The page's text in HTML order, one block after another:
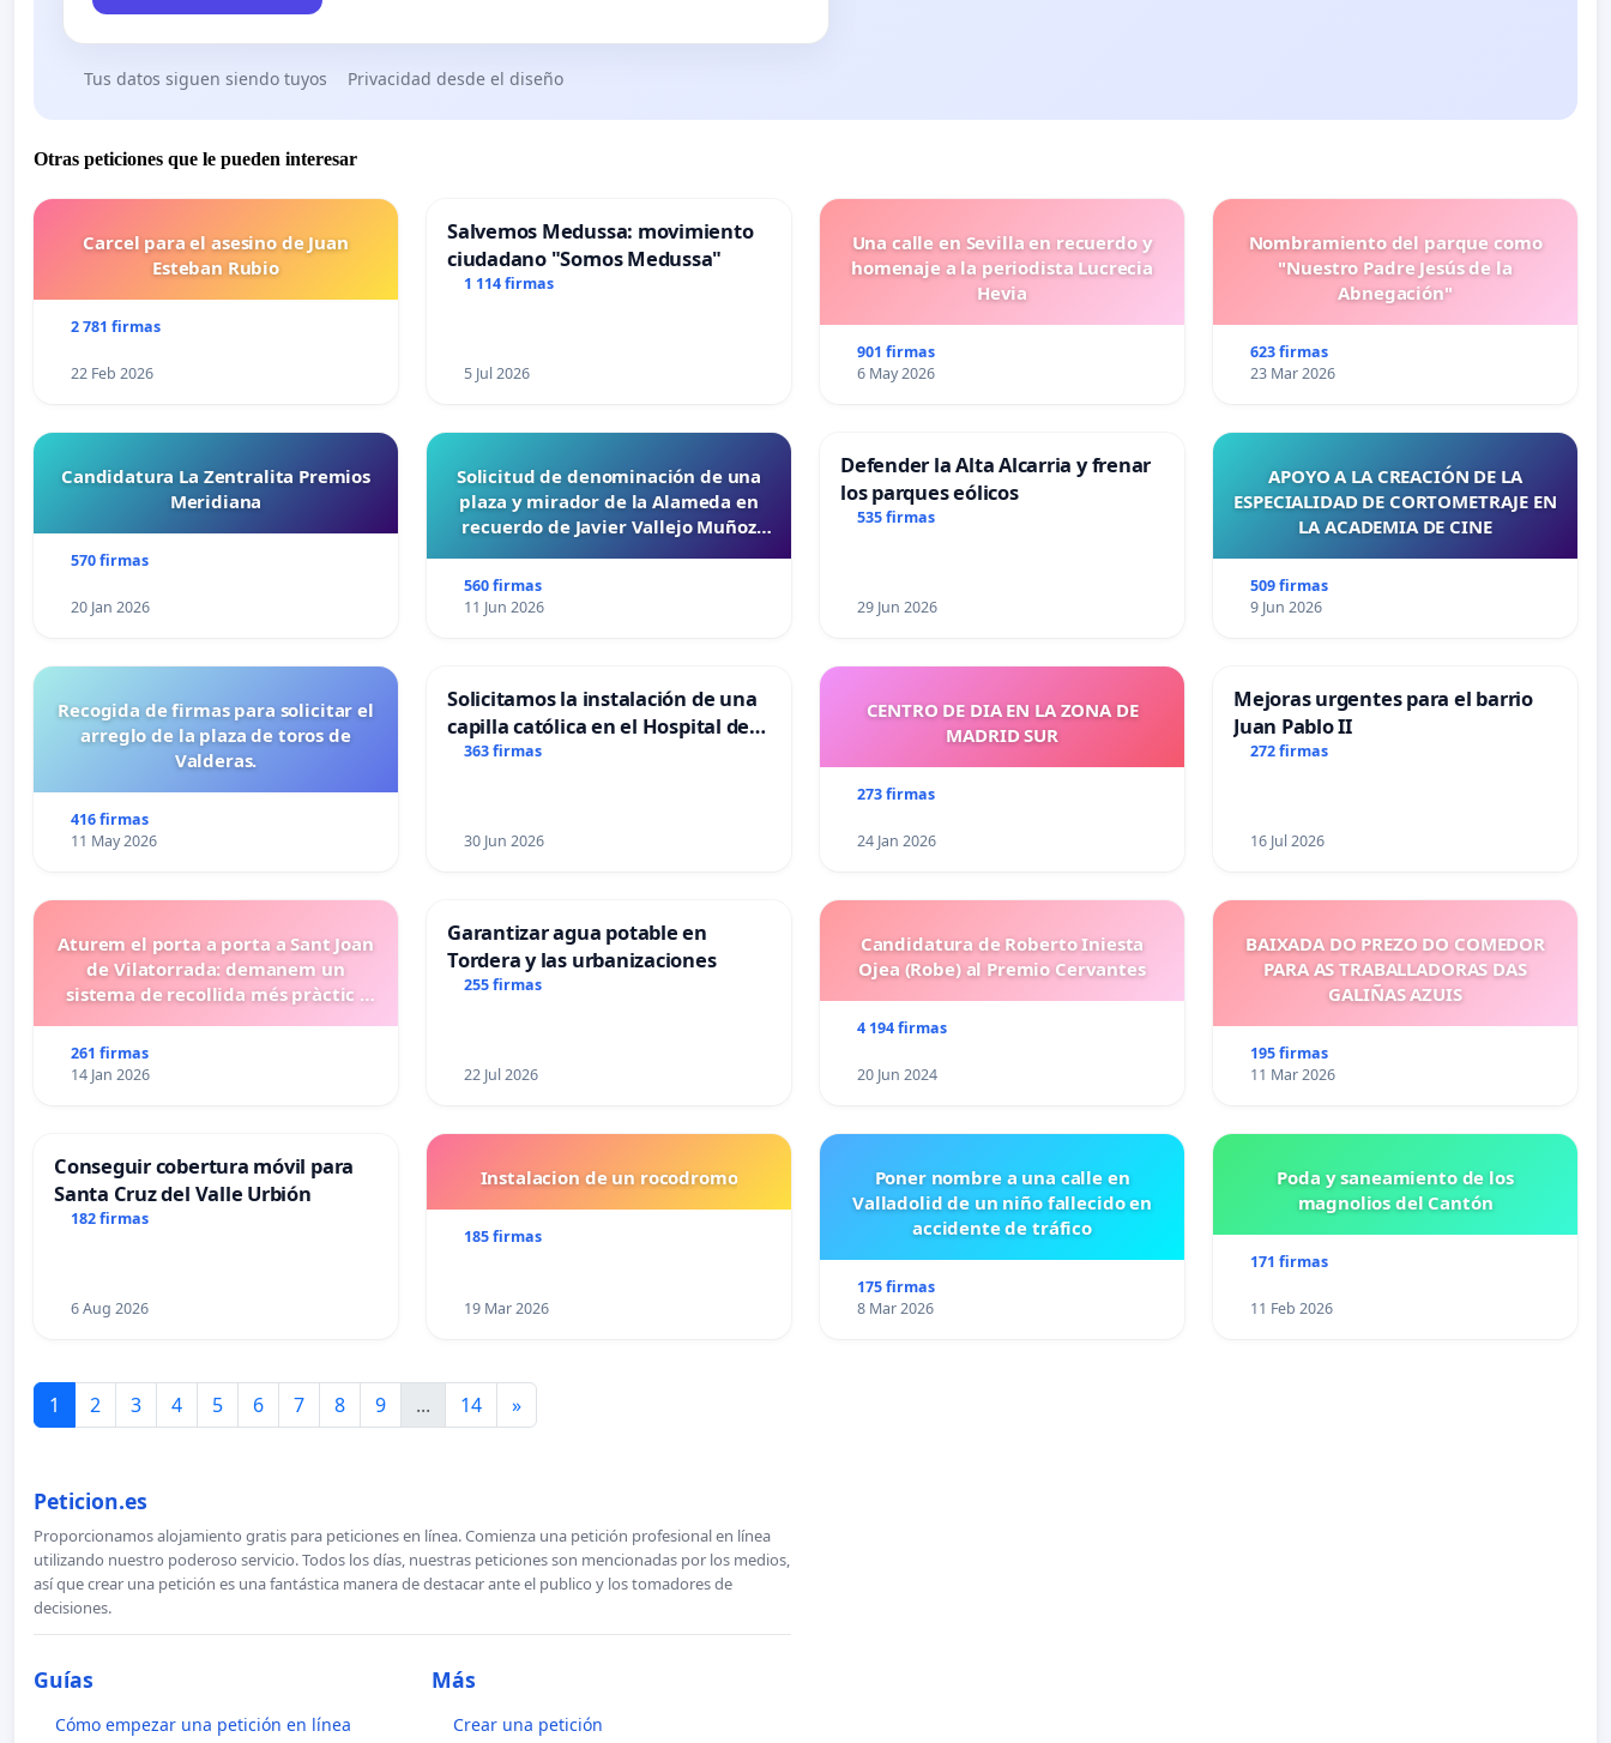
Tus datos siguen siendo tuyos Privacidad desde el diseño
Otras peticiones que le pueden interesar
Carcel para el asesino de Juan
Esteban Rubio
2 781 firmas
22 Feb 2026
Salvemos Medussa: movimiento
ciudadano "Somos Medussa"
1 114 firmas
5 Jul 2026
Una calle en Sevilla en recuerdo y
homenaje a la periodista Lucrecia
Hevia
901 firmas
6 May 2026
Nombramiento del parque como
"Nuestro Padre Jesús de la
Abnegación"
623 firmas
23 Mar 2026
Candidatura La Zentralita Premios
Meridiana
570 firmas
20 Jan 2026
Solicitud de denominación de una
plaza y mirador de la Alameda en
recuerdo de Javier Vallejo Muñoz
560 firmas
11 Jun 2026
Defender la Alta Alcarria y frenar
los parques eólicos
535 firmas
29 Jun 2026
APOYO A LA CREACIÓN DE LA
ESPECIALIDAD DE CORTOMETRAJE EN
LA ACADEMIA DE CINE
509 firmas
9 Jun 2026
Recogida de firmas para solicitar el
arreglo de la plaza de toros de
Valderas.
416 firmas
11 May 2026
Solicitamos la instalación de una
capilla católica en el Hospital de
Alcañiz
363 firmas
30 Jun 2026
CENTRO DE DIA EN LA ZONA DE
MADRID SUR
273 firmas
24 Jan 2026
Mejoras urgentes para el barrio
Juan Pablo II
272 firmas
16 Jul 2026
Aturem el porta a porta a Sant Joan
de Vilatorrada: demanem un
sistema de recollida més pràctic i
261 firmas
14 Jan 2026
Garantizar agua potable en
Tordera y las urbanizaciones
255 firmas
22 Jul 2026
Candidatura de Roberto Iniesta
Ojea (Robe) al Premio Cervantes
4 194 firmas
20 Jun 2024
BAIXADA DO PREZO DO COMEDOR
PARA AS TRABALLADORAS DAS
GALIÑAS AZUIS
195 firmas
11 Mar 2026
Conseguir cobertura móvil para
Santa Cruz del Valle Urbión
182 firmas
6 Aug 2026
Instalacion de un rocodromo
185 firmas
19 Mar 2026
Poner nombre a una calle en
Valladolid de un niño fallecido en
accidente de tráfico
175 firmas
8 Mar 2026
Poda y saneamiento de los
magnolios del Cantón
171 firmas
11 Feb 2026
1 2 3 4 5 6 7 8 9 ... 14 »
Peticion.es
Proporcionamos alojamiento gratis para peticiones en línea. Comienza una petición profesional en línea
utilizando nuestro poderoso servicio. Todos los días, nuestras peticiones son mencionadas por los medios,
así que crear una petición es una fantástica manera de destacar ante el publico y los tomadores de
decisiones.
Guías
Cómo empezar una petición en línea
Más
Crear una petición